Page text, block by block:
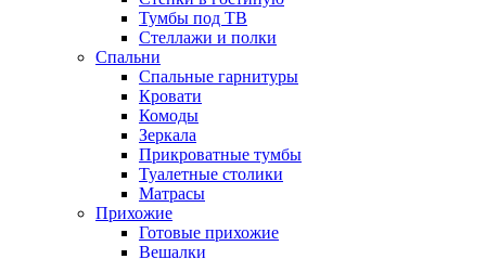
Тумбы под ТВ
Стеллажи и полки
Спальни
Спальные гарнитуры
Кровати
Комоды
Зеркала
Прикроватные тумбы
Туалетные столики
Матрасы
Прихожие
Готовые прихожие
Вешалки